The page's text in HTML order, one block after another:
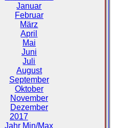
Januar
Februar
März
April
Mai
Juni
Juli
August
September
Oktober
November
Dezember
2017
Jahr Min/Max